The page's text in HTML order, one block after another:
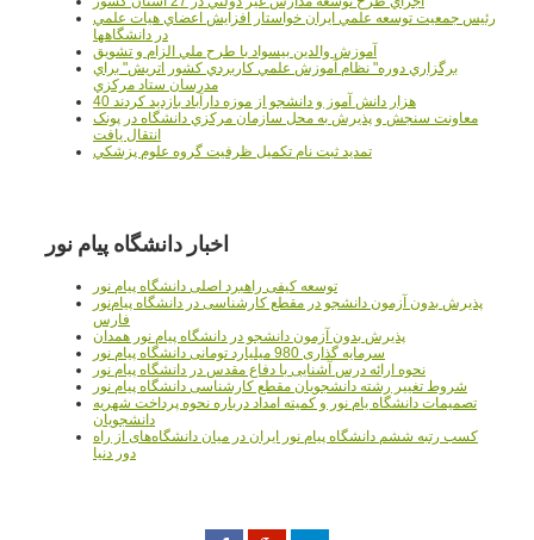
رئيس جمعيت توسعه علمي ايران خواستار افزايش اعضاي هيات علمي
در دانشگاهها
آموزش والدين بيسواد با طرح ملي الزام و تشويق
برگزاري دوره" نظام آموزش علمي كاربردي كشور اتريش" براي
مدرسان ستاد مرکزي
40 هزار دانش آموز و دانشجو از موزه دارآباد بازديد کردند
معاونت سنجش و پذيرش به محل سازمان مرکزي دانشگاه در پونک
انتقال يافت
تمديد ثبت نام تکميل ظرفيت گروه علوم پزشکي
اخبار دانشگاه پیام نور
توسعه کیفی راهبرد اصلی دانشگاه پیام نور
پذیرش بدون آزمون دانشجو در مقطع کارشناسی در دانشگاه پیام‌نور
فارس
پذیرش بدون آزمون دانشجو در دانشگاه پیام نور همدان
سرمایه گذاری 980 میلیارد تومانی دانشگاه پیام نور
نحوه ارائه درس آشنایی با دفاع مقدس در دانشگاه پیام نور
شروط تغییر رشته دانشجویان مقطع کارشناسی دانشگاه پیام نور
تصمیمات دانشگاه یام نور و کمیته امداد درباره نحوه پرداخت شهریه
دانشجویان
کسب رتبه ششم دانشگاه پیام نور ایران در میان دانشگاه‌های از راه
دور دنیا